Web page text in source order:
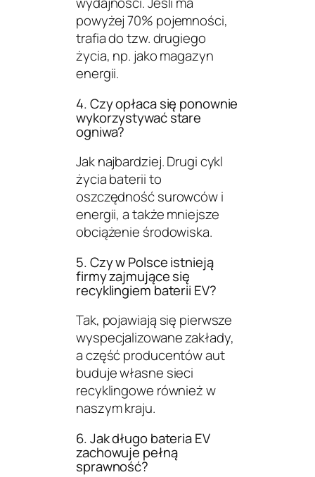
powyżej 70% pojemności,
trafia do tzw. drugiego
życia, np. jako magazyn
energii.
4. Czy opłaca się ponownie
wykorzystywać stare
ogniwa?
Jak najbardziej. Drugi cykl
życia baterii to
oszczędność surowców i
energii, a także mniejsze
obciążenie środowiska.
5. Czy w Polsce istnieją
firmy zajmujące się
recyklingiem baterii EV?
Tak, pojawiają się pierwsze
wyspecjalizowane zakłady,
a część producentów aut
buduje własne sieci
recyklingowe również w
naszym kraju.
6. Jak długo bateria EV
zachowuje pełną
sprawność?